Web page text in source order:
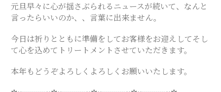
門
エ
ス
元旦早々に心が揺さぶられるニュースが続いて、なんと
言ったらいいのか、、言葉に出来ません。
今日は祈りとともに準備をしてお客様をお迎えしてそし
て心を込めてトリートメントさせていただきます。
本年もどうぞよろしくよろしくお願いいたします。